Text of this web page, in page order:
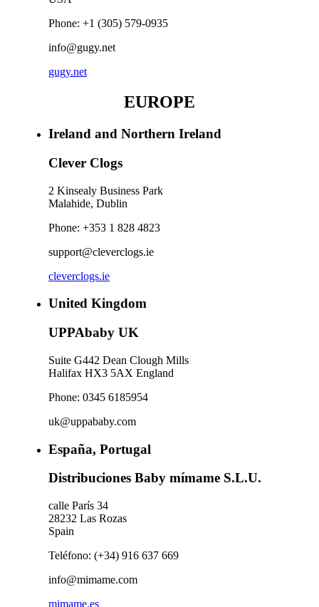
Phone: +1 (305) 579-0935
info@gugy.net
gugy.net
EUROPE
Ireland and Northern Ireland
Clever Clogs
2 Kinsealy Business Park
Malahide, Dublin
Phone: +353 1 828 4823
support@cleverclogs.ie
cleverclogs.ie
United Kingdom
UPPAbaby UK
Suite G442 Dean Clough Mills
Halifax HX3 5AX England
Phone: 0345 6185954
uk@uppababy.com
España, Portugal
Distribuciones Baby mímame S.L.U.
calle París 34
28232 Las Rozas
Spain
Teléfono: (+34) 916 637 669
info@mimame.com
mimame.es